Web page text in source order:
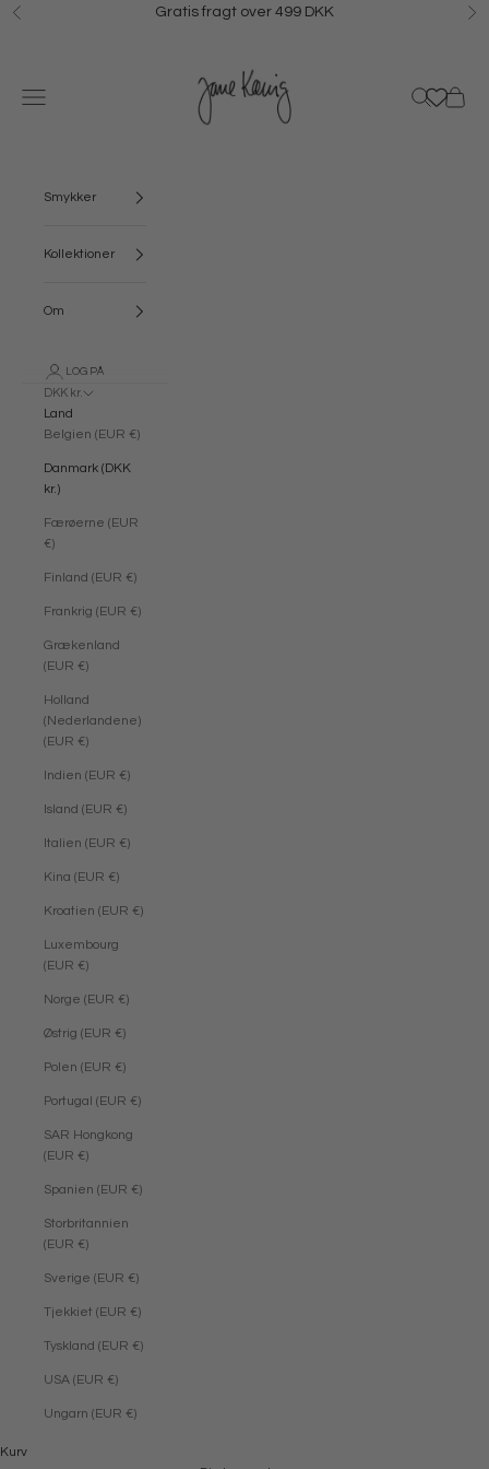
Spring til indhold
Forrige Gratis fragt over 499 DKK
Menu Søg Kurv
Smykker
Kollektioner
Om
LOG PÅ
DKK kr.
Land
Belgien (EUR €)
Danmark (DKK
kr.)
Færøerne (EUR
€)
Finland (EUR €)
Frankrig (EUR €)
Grækenland
(EUR €)
Holland
(Nederlandene)
(EUR €)
Indien (EUR €)
Island (EUR €)
Italien (EUR €)
Kina (EUR €)
Kroatien (EUR €)
Luxembourg
(EUR €)
Norge (EUR €)
Østrig (EUR €)
Polen (EUR €)
Portugal (EUR €)
SAR Hongkong
(EUR €)
Spanien (EUR €)
Storbritannien
(EUR €)
Sverige (EUR €)
Tjekkiet (EUR €)
Tyskland (EUR €)
USA (EUR €)
Ungarn (EUR €)
KurvJane Kønigs univers af ringe rummer noget for enhver smag. Kontrasterne